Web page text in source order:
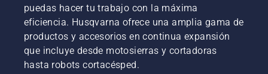
puedas hacer tu trabajo con la máxima
eficiencia. Husqvarna ofrece una amplia gama de
productos y accesorios en continua expansión
que incluye desde motosierras y cortadoras
hasta robots cortacésped.